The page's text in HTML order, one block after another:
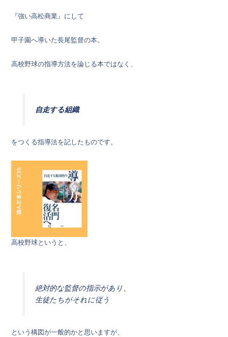
『強い高松商業』にして
甲子園へ導いた長尾監督の本。
高校野球の指導方法を論じる本ではなく、
自走する組織
をつくる指導法を記したものです。
高校野球というと、
絶対的な監督の指示があり、
生徒たちがそれに従う
という構図が一般的かと思いますが、